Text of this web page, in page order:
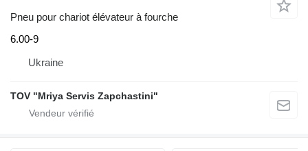
Pneu pour chariot élévateur à fourche
6.00-9
Ukraine
TOV "Mriya Servis Zapchastini"